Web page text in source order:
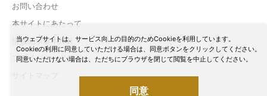
当ウェブサイトは、サービス向上の目的のためCookieを利用しています。
Cookieの利用に同意していただける場合は、同意ボタンをクリックしてください。
同意いただけない場合は、ただちにブラウザを閉じて閲覧を中止してください。
同意
お問い合わせ
本サイトにあたって
情報開示基本方針
プライバシーポリシー